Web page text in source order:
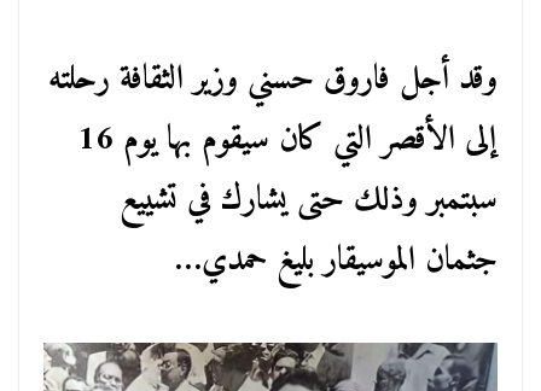
وقد أجل فاروق حسني وزير الثقافة رحلته
إلى الأقصر التي كان سيقوم بها يوم 16
سبتمبر وذلك حتى يشارك في تشييع
جثمان الموسيقار بليغ حمدي…